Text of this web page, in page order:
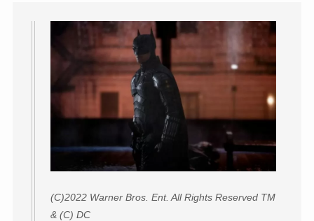
(C)2022 Warner Bros. Ent. All Rights Reserved TM
& (C) DC